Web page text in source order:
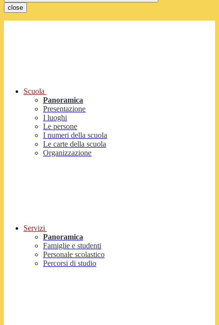
close
Scuola
Panoramica
Presentazione
I luoghi
Le persone
I numeri della scuola
Le carte della scuola
Organizzazione
Servizi
Panoramica
Famiglie e studenti
Personale scolastico
Percorsi di studio